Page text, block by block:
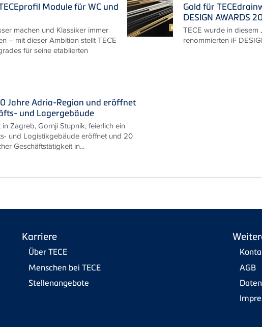
Module für WC und
machen und Klassiker immer
– mit dieser Ambition stellt TECE
für seine etablierten
Gold für
DESIGN AWARDS
TECE wurde in diesem
renommierten iF
Jahre Adria-Region und eröffnet
und Lagergebäude
Zagreb, Gornji Stupnik, feierlich ein
und Logistikgebäude eröffnet und 20
Geschäftstätigkeit in...
Karriere
Über TECE
Menschen bei TECE
Stellenangebote
AGB